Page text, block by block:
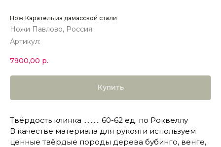
Нож Каратель из дамасской стали
Ножи Павлово, Россия
Артикул:
7900,00 р.
Купить
Твёрдость клинка ........... 60-62 ед. по Роквеллу
В качестве материала для рукояти используем
ценные твёрдые породы дерева бубинго, венге,